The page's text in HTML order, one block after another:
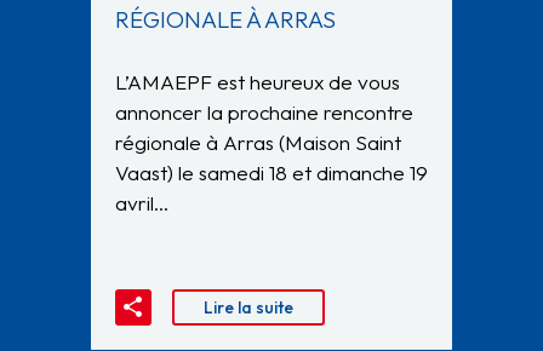
RÉGIONALE À ARRAS
L’AMAEPF est heureux de vous
annoncer la prochaine rencontre
régionale à Arras (Maison Saint
Vaast) le samedi 18 et dimanche 19
avril…
Lire la suite